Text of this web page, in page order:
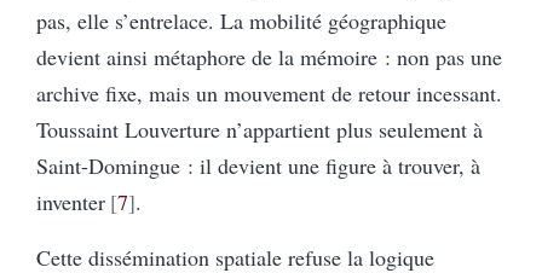
pas, elle s’entrelace. La mobilité géographique
devient ainsi métaphore de la mémoire : non pas une
archive fixe, mais un mouvement de retour incessant.
Toussaint Louverture n’appartient plus seulement à
Saint-Domingue : il devient une figure à trouver, à
inventer 7 .
Cette dissémination spatiale refuse la logique